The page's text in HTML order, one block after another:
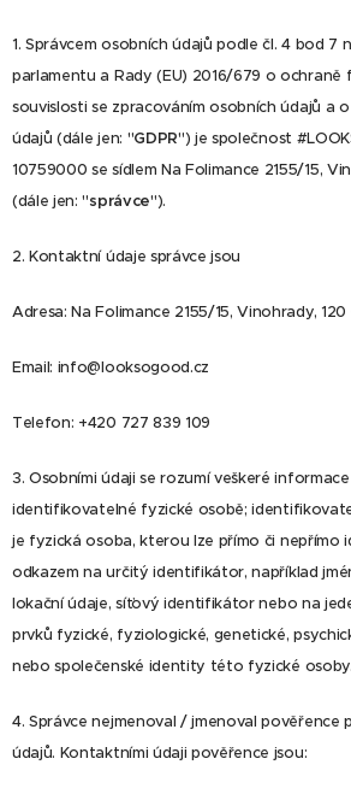
1. Správcem osobních údajů podle čl. 4 bod 7
parlamentu a Rady (EU) 2016/679 o ochraně
souvislosti se zpracováním osobních údajů a
údajů (dále jen: "GDPR") je společnost
10759000 se sídlem Na Folimance 2155/15,
(dále jen: "správce").
2. Kontaktní údaje správce jsou
Adresa: Na Folimance 2155/15, Vinohrady,
Email: info@looksogood.cz
Telefon: +420 727 839 109
3. Osobními údaji se rozumí veškeré
identifikovatelné fyzické osobě;
je fyzická osoba, kterou lze přímo či nepřímo
odkazem na určitý identifikátor, například
lokační údaje, síťový identifikátor nebo na
prvků fyzické, fyziologické, genetické,
nebo společenské identity této fyzické osoby.
4. Správce nejmenoval / jmenoval pověřence
údajů. Kontaktními údaji pověřence jsou: